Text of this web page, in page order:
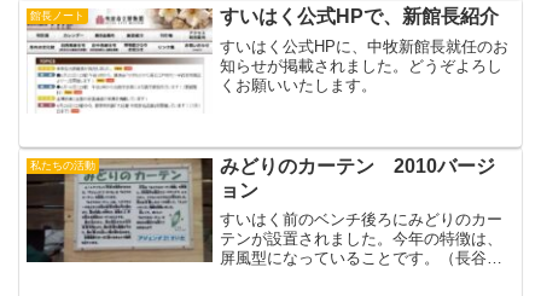
の街路樹を餌に、市街地で生息する蝶」
に分類しなおしていただいた...
館長ノート すいはく公式HPで、新館長紹介
すいはく公式HPに、中牧新館長就任のお
知らせが掲載されました。どうぞよろし
くお願いいたします。
私たちの活動
みどりのカーテン 2010バージ
ョン
すいはく前のベンチ後ろにみどりのカー
テンが設置されました。今年の特徴は、
屏風型になっていることです。（長谷川